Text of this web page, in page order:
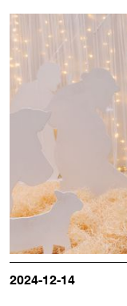
2024-12-14